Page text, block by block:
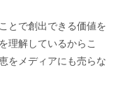
とで創出できる価値を
理解しているからこ
をメディアにも売らな